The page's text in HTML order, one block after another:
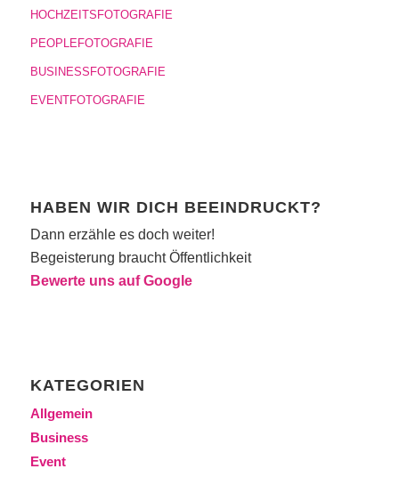
HOCHZEITSFOTOGRAFIE
PEOPLEFOTOGRAFIE
BUSINESSFOTOGRAFIE
EVENTFOTOGRAFIE
HABEN WIR DICH BEEINDRUCKT?
Dann erzähle es doch weiter!
Begeisterung braucht Öffentlichkeit
Bewerte uns auf Google
KATEGORIEN
Allgemein
Business
Event